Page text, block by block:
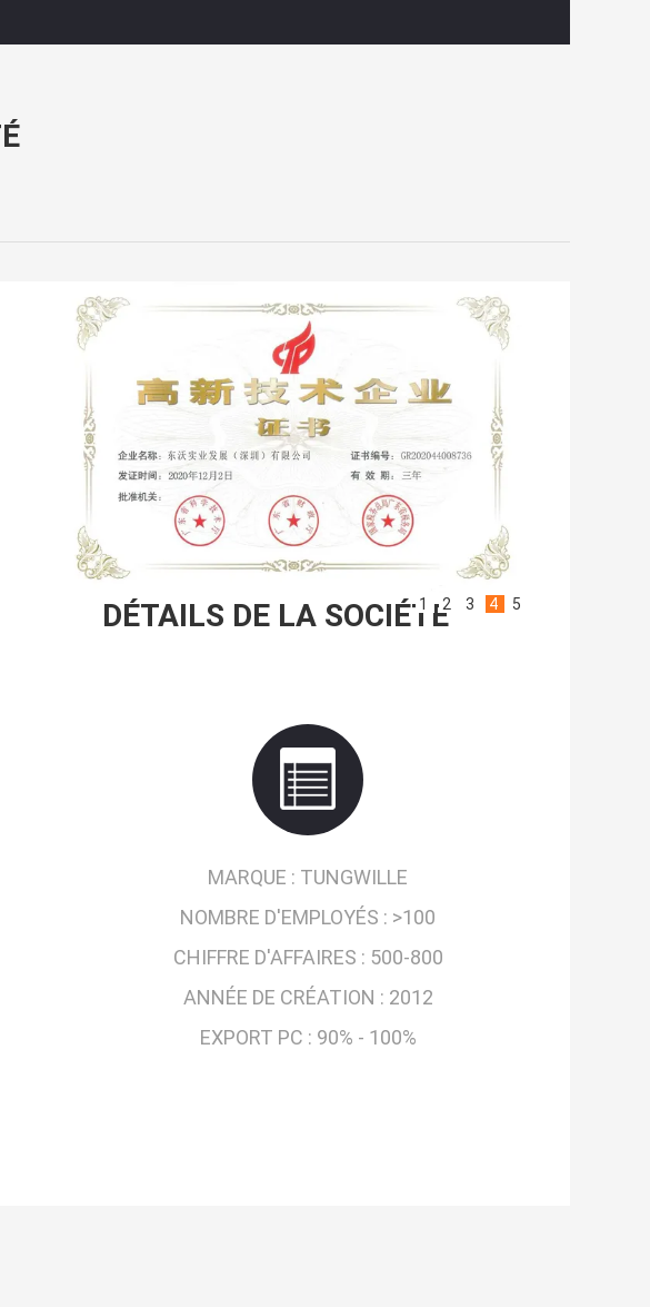
1 2 3 4 5
DÉTAILS DE LA SOCIÉTÉ
MARQUE : TUNGWILLE
NOMBRE D'EMPLOYÉS : >100
CHIFFRE D'AFFAIRES : 500-800
ANNÉE DE CRÉATION : 2012
EXPORT PC : 90% - 100%